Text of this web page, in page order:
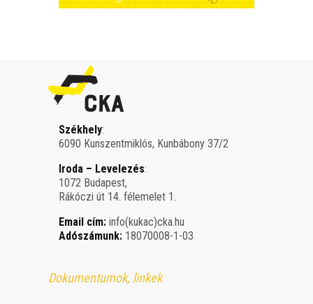
Székhely:
6090 Kunszentmiklós, Kunbábony 37/2
Iroda – Levelezés:
1072 Budapest,
Rákóczi út 14. félemelet 1.
Email cím: info(kukac)cka.hu
Adószámunk: 18070008-1-03
Dokumentumok, linkek